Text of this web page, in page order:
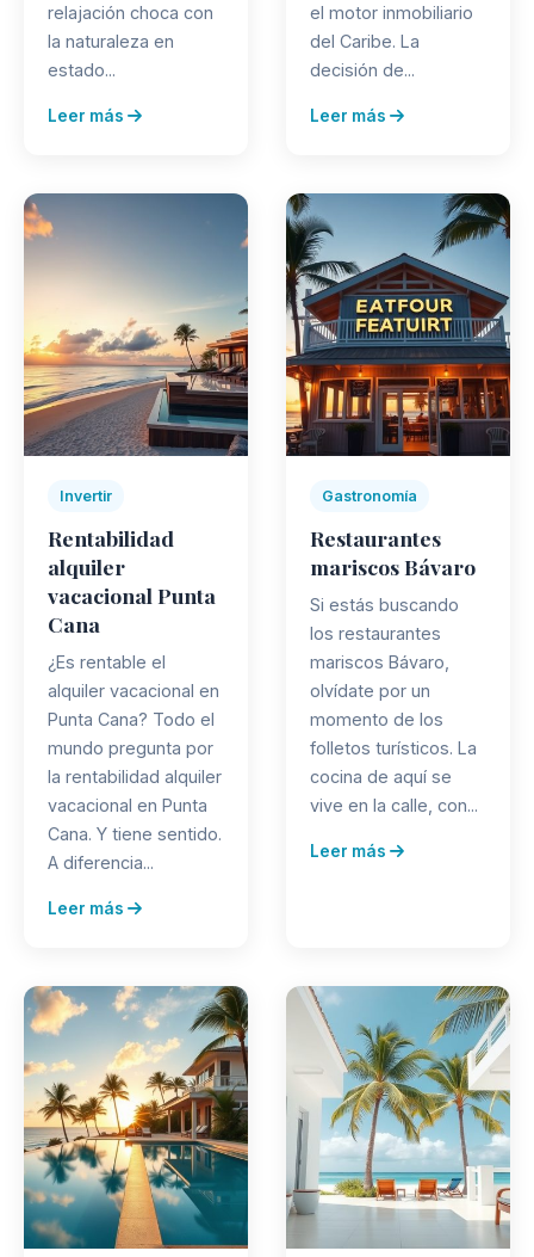
relajación choca con
la naturaleza en
estado...
Leer más
el motor inmobiliario
del Caribe. La
decisión de...
Leer más
Invertir
Rentabilidad
alquiler
vacacional Punta
Cana
¿Es rentable el
alquiler vacacional en
Punta Cana? Todo el
mundo pregunta por
la rentabilidad alquiler
vacacional en Punta
Cana. Y tiene sentido.
A diferencia...
Leer más
Gastronomía
Restaurantes
mariscos Bávaro
Si estás buscando
los restaurantes
mariscos Bávaro,
olvídate por un
momento de los
folletos turísticos. La
cocina de aquí se
vive en la calle, con...
Leer más